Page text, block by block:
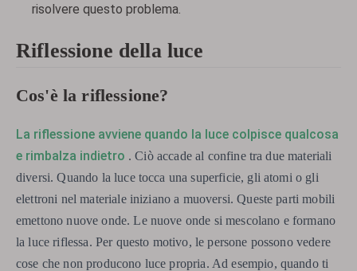
risolvere questo problema.
Riflessione della luce
Cos'è la riflessione?
La riflessione avviene quando la luce colpisce qualcosa
e rimbalza indietro . Ciò accade al confine tra due materiali
diversi. Quando la luce tocca una superficie, gli atomi o gli
elettroni nel materiale iniziano a muoversi. Queste parti mobili
emettono nuove onde. Le nuove onde si mescolano e formano
la luce riflessa. Per questo motivo, le persone possono vedere
cose che non producono luce propria. Ad esempio, quando ti